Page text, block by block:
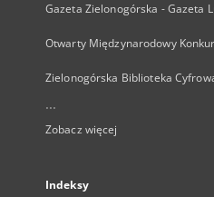
Gazeta Zielonogórska - Gazeta
Otwarty Międzynarodowy
Zielonogórska Biblioteka
...
Zobacz więcej
Indeksy